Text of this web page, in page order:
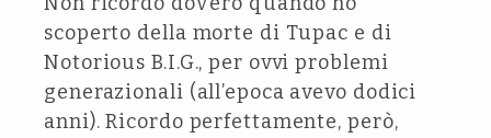
scoperto della morte di Tupac e di
Notorious B.I.G., per ovvi problemi
generazionali (all’epoca avevo dodici
anni). Ricordo perfettamente, però,